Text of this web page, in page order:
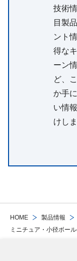
HOME 製品情報
ミニチュア・小径ボー
技術
目製
ント
得な
ーン
ど、
か手
い情
けし